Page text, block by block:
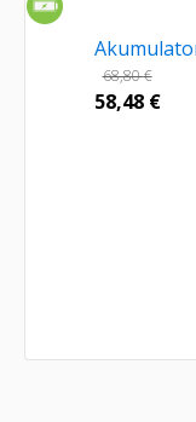
68,80€
58,48 €